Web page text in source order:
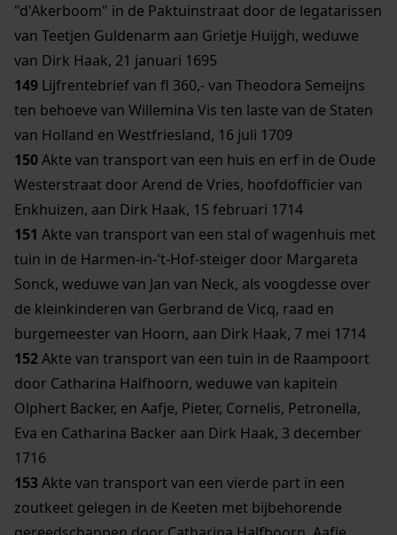
"d'Akerboom" in de Paktuinstraat door de legatarissen
van Teetjen Guldenarm aan Grietje Huijgh, weduwe
van Dirk Haak, 21 januari 1695
149 Lijfrentebrief van fl 360,- van Theodora Semeijns
ten behoeve van Willemina Vis ten laste van de Staten
van Holland en Westfriesland, 16 juli 1709
150Akte van transport van een huis en erf in de Oude
Westerstraat door Arend de Vries, hoofdofficier van
Enkhuizen, aan Dirk Haak, 15 februari 1714
151 Akte van transport van een stal of wagenhuis met
tuin in de Harmen-in-'t-Hof-steiger door Margareta
Sonck, weduwe van Jan van Neck, als voogdesse over
de kleinkinderen van Gerbrand de Vicq, raad en
burgemeester van Hoorn, aan Dirk Haak, 7 mei 1714
152Akte van transport van een tuin in de Raampoort
door Catharina Halfhoorn, weduwe van kapitein
Olphert Backer, en Aafje, Pieter, Cornelis, Petronella,
Eva en Catharina Backer aan Dirk Haak, 3 december
1716
153Akte van transport van een vierde part in een
zoutkeet gelegen in de Keeten met bijbehorende